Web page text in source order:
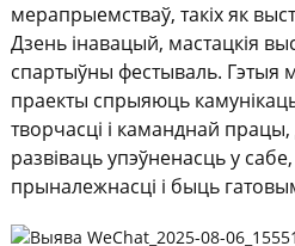
мерапрыемстваў, такіх як
Дзень інавацый, мастацкія
спартыўны фестываль. Гэтыя
праекты спрыяюць
творчасці і каманднай
развіваць упэўненасць у
прыналежнасці і быць